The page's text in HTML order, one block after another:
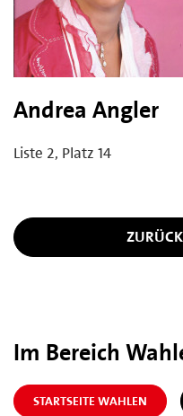
Andrea Angler
Liste 2, Platz 14
Im Bereich
STARTSEITE WAHLEN